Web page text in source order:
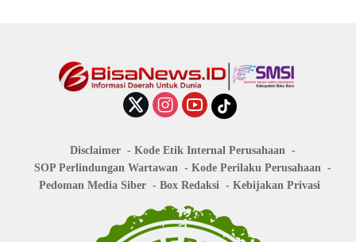
Disclaimer
Kode Etik Internal Perusahaan
SOP Perlindungan Wartawan
Kode Perilaku Perusahaan
Pedoman Media Siber
Box Redaksi Kebijakan Privasi